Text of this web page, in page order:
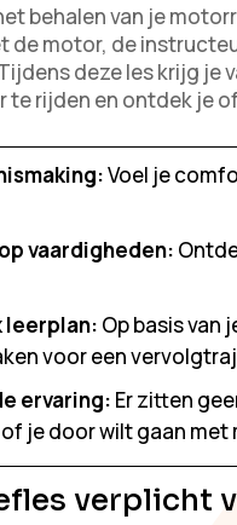
behalen van je
de motor, de
deze les krijg je
te rijden en ontdek je
Voel je
vaardigheden:
leerplan: Op basis van
voor een
ervaring: Er zitten
je door wilt gaan
verplicht